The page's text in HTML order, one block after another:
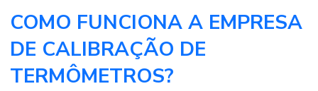
COMO FUNCIONA A EMPRESA
DE CALIBRAÇÃO DE
TERMÔMETROS?